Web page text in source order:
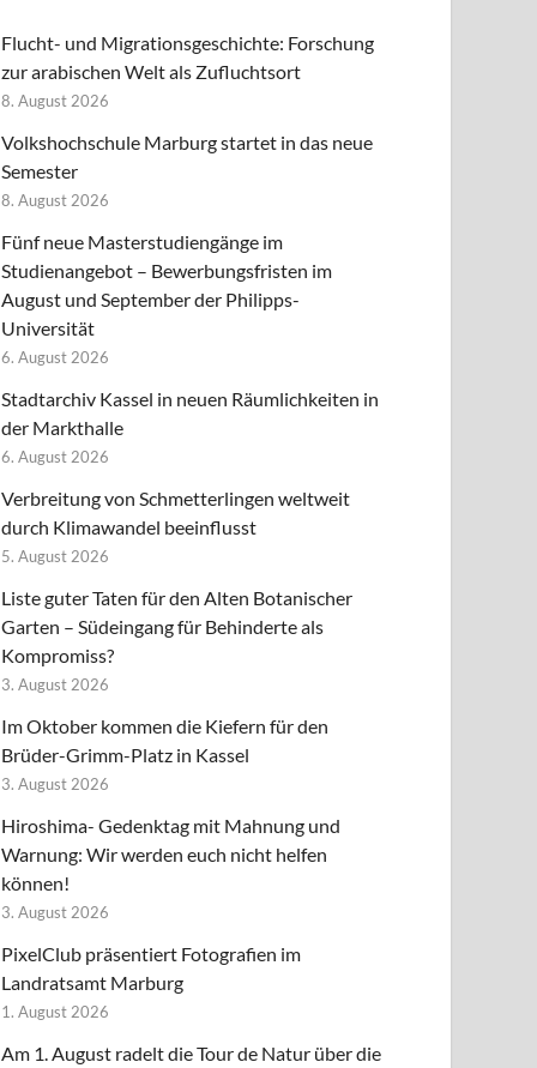
Flucht- und Migrationsgeschichte: Forschung
zur arabischen Welt als Zufluchtsort
8. August 2026
Volkshochschule Marburg startet in das neue
Semester
8. August 2026
Fünf neue Masterstudiengänge im
Studienangebot – Bewerbungsfristen im
August und September der Philipps-
Universität
6. August 2026
Stadtarchiv Kassel in neuen Räumlichkeiten in
der Markthalle
6. August 2026
Verbreitung von Schmetterlingen weltweit
durch Klimawandel beeinflusst
5. August 2026
Liste guter Taten für den Alten Botanischer
Garten – Südeingang für Behinderte als
Kompromiss?
3. August 2026
Im Oktober kommen die Kiefern für den
Brüder-Grimm-Platz in Kassel
3. August 2026
Hiroshima- Gedenktag mit Mahnung und
Warnung: Wir werden euch nicht helfen
können!
3. August 2026
PixelClub präsentiert Fotografien im
Landratsamt Marburg
1. August 2026
Am 1. August radelt die Tour de Natur über die